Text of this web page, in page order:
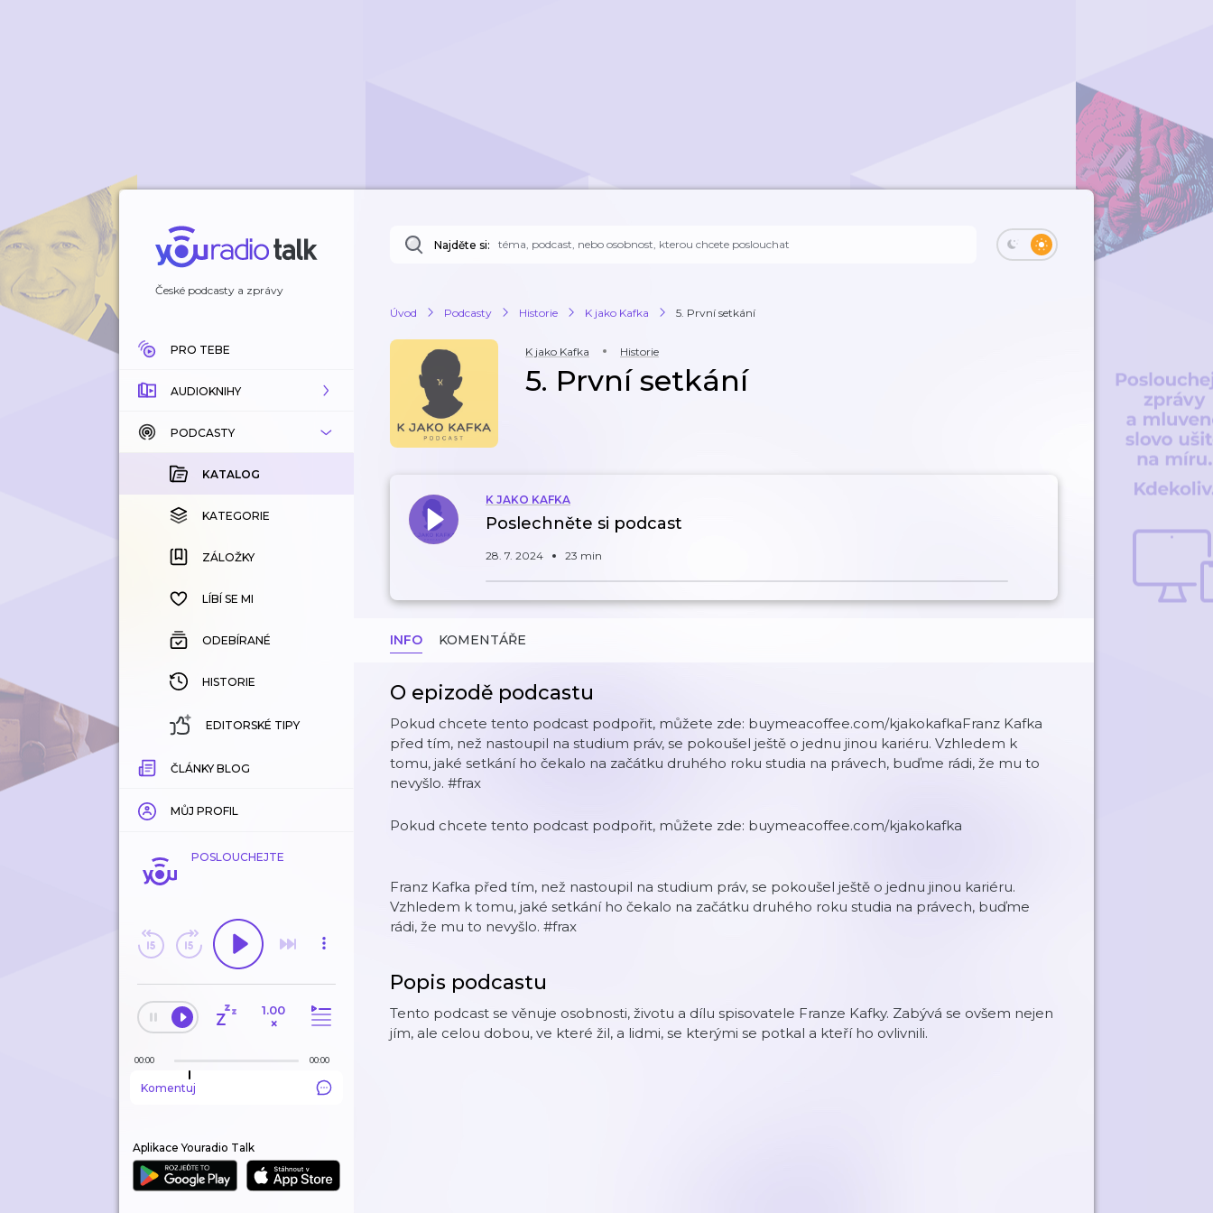
České podcasty a zprávy
PRO TEBE
AUDIOKNIHY
KATALOG
KOUPENÉ
KATEGORIE
ZÁLOŽKY
HISTORIE
PODCASTY
KATALOG
KATEGORIE
ZÁLOŽKY
LÍBÍ SE MI
ODEBÍRANÉ
HISTORIE
EDITORSKÉ TIPY
ČLÁNKY BLOG
MŮJ PROFIL
POSLOUCHEJTE
1.00
×
00:00 00:00
Komentuj
Aplikace Youradio Talk
Najděte si:
Úvod Podcasty Historie K jako Kafka 5. První setkání
K jako Kafka Historie
5. První setkání
K JAKO KAFKA
Poslechněte si podcast
28. 7. 2024 23 min
INFO KOMENTÁŘE
O epizodě podcastu
Pokud chcete tento podcast podpořit, můžete zde: buymeacoffee.com/kjakokafkaFranz Kafka
před tím, než nastoupil na studium práv, se pokoušel ještě o jednu jinou kariéru. Vzhledem k
tomu, jaké setkání ho čekalo na začátku druhého roku studia na právech, buďme rádi, že mu to
nevyšlo. #frax
Pokud chcete tento podcast podpořit, můžete zde: buymeacoffee.com/kjakokafka
Franz Kafka před tím, než nastoupil na studium práv, se pokoušel ještě o jednu jinou kariéru.
Vzhledem k tomu, jaké setkání ho čekalo na začátku druhého roku studia na právech, buďme
rádi, že mu to nevyšlo. #frax
Popis podcastu
Tento podcast se věnuje osobnosti, životu a dílu spisovatele Franze Kafky. Zabývá se ovšem nejen
jím, ale celou dobou, ve které žil, a lidmi, se kterými se potkal a kteří ho ovlivnili.